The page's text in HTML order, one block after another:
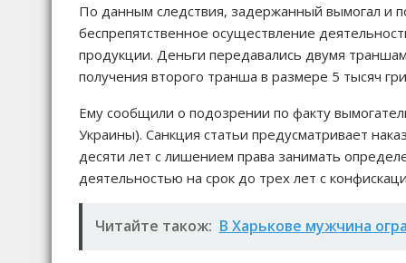
По данным следствия, задержанный вымогал и
беспрепятственное осуществление
продукции. Деньги передавались двумя
получения второго транша в размере 5 тысяч
Ему сообщили о подозрении по факту
Украины). Санкция статьи предусматривает
десяти лет с лишением права занимать
деятельностью на срок до трех лет с
Читайте також: В Харькове мужчина